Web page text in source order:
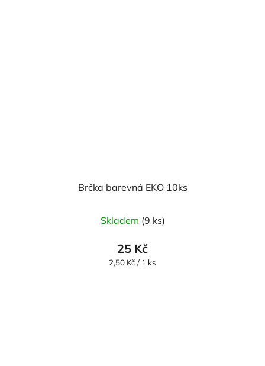
Brčka barevná EKO 10ks
Skladem (9 ks)
25 Kč
Měrná
2,50 Kč / 1 ks